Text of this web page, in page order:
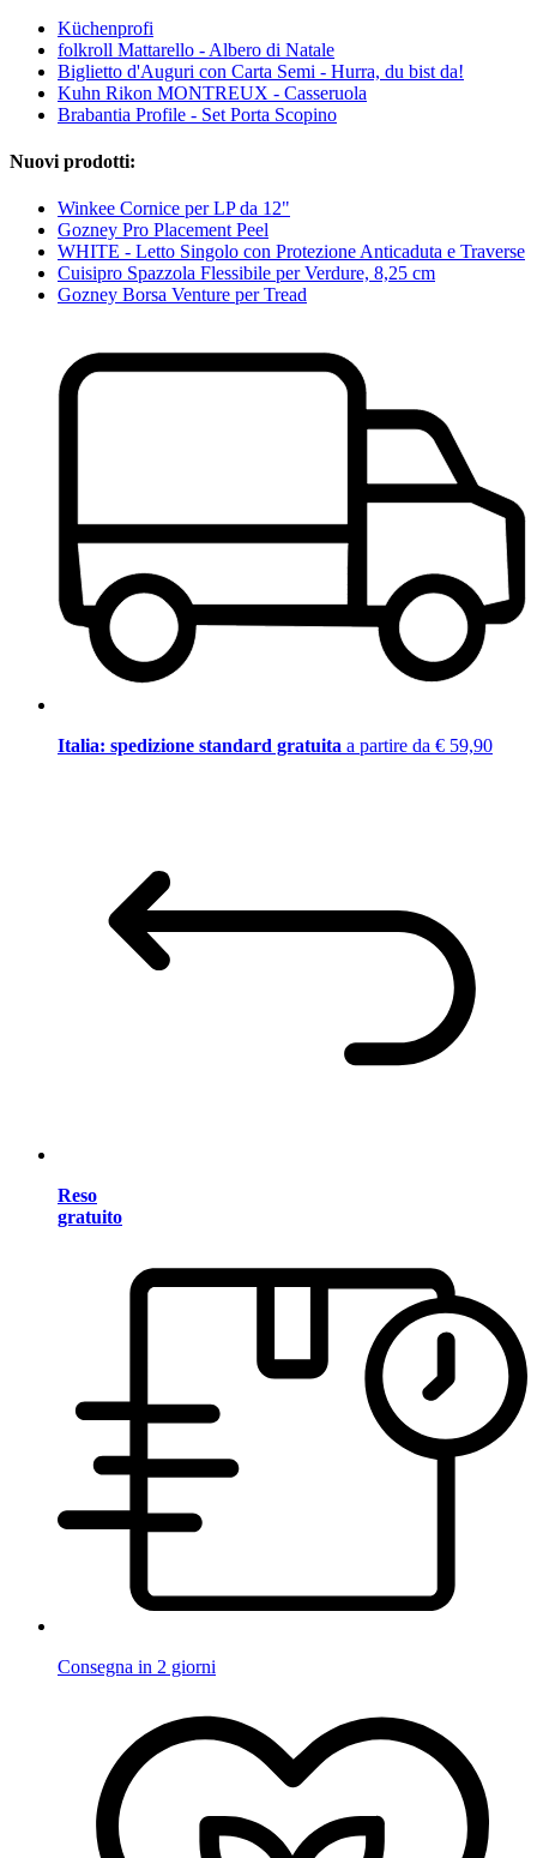
Küchenprofi
folkroll Mattarello - Albero di Natale
Biglietto d'Auguri con Carta Semi - Hurra, du bist da!
Kuhn Rikon MONTREUX - Casseruola
Brabantia Profile - Set Porta Scopino
Nuovi prodotti:
Winkee Cornice per LP da 12"
Gozney Pro Placement Peel
WHITE - Letto Singolo con Protezione Anticaduta e Traverse
Cuisipro Spazzola Flessibile per Verdure, 8,25 cm
Gozney Borsa Venture per Tread
Italia: spedizione standard gratuita a partire da € 59,90
Reso
gratuito
Consegna in 2 giorni